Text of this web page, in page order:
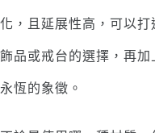
化，且延展性高，可以
飾品或戒台的選擇，再
永恆的象徵。